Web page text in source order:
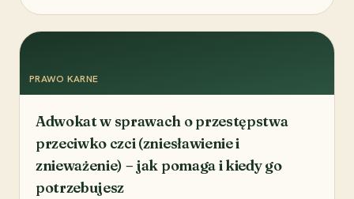
PRAWO KARNE
Adwokat w sprawach o przestępstwa
przeciwko czci (zniesławienie i
znieważenie) – jak pomaga i kiedy go
potrzebujesz